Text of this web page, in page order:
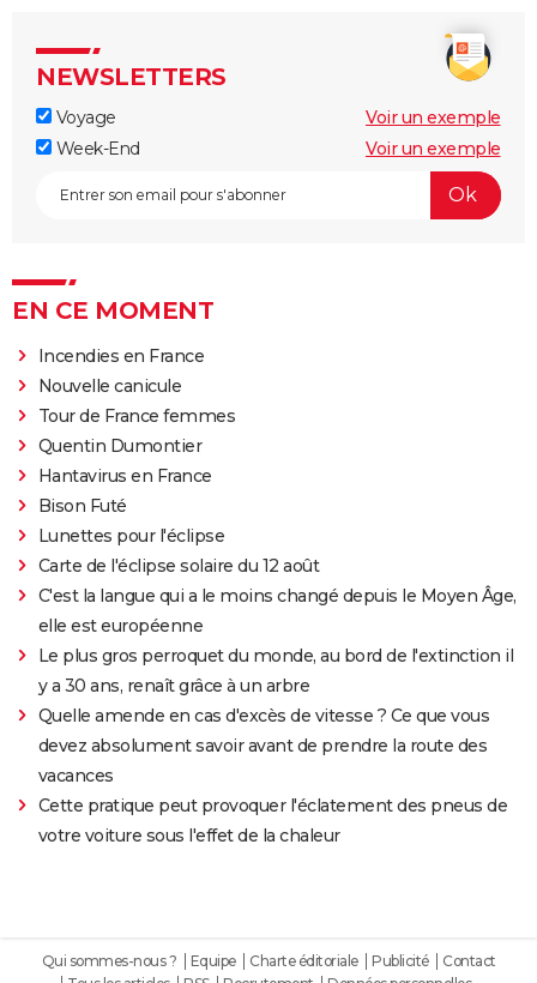
NEWSLETTERS
Voyage
Voir un exemple
Week-End
Voir un exemple
EN CE MOMENT
Incendies en France
Nouvelle canicule
Tour de France femmes
Quentin Dumontier
Hantavirus en France
Bison Futé
Lunettes pour l'éclipse
Carte de l'éclipse solaire du 12 août
C'est la langue qui a le moins changé depuis le Moyen Âge,
elle est européenne
Le plus gros perroquet du monde, au bord de l'extinction il
y a 30 ans, renaît grâce à un arbre
Quelle amende en cas d'excès de vitesse ? Ce que vous
devez absolument savoir avant de prendre la route des
vacances
Cette pratique peut provoquer l'éclatement des pneus de
votre voiture sous l'effet de la chaleur
Qui sommes-nous ? Equipe Charte éditoriale Publicité
Contact